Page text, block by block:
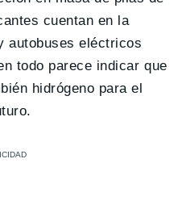
cuentan en la
autobuses eléctricos
todo parece indicar que
hidrógeno para el